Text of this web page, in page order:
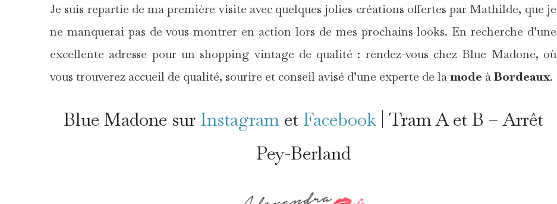
Je suis repartie de ma première visite avec quelques jolies créations offertes par Mathilde, que je
ne manquerai pas de vous montrer en action lors de mes prochains looks. En recherche d’une
excellente adresse pour un shopping vintage de qualité : rendez-vous chez Blue Madone, où
vous trouverez accueil de qualité, sourire et conseil avisé d’une experte de lamode àBordeaux.
Blue Madone sur Instagramet Facebook| Tram A et B – Arrêt
Pey-Berland